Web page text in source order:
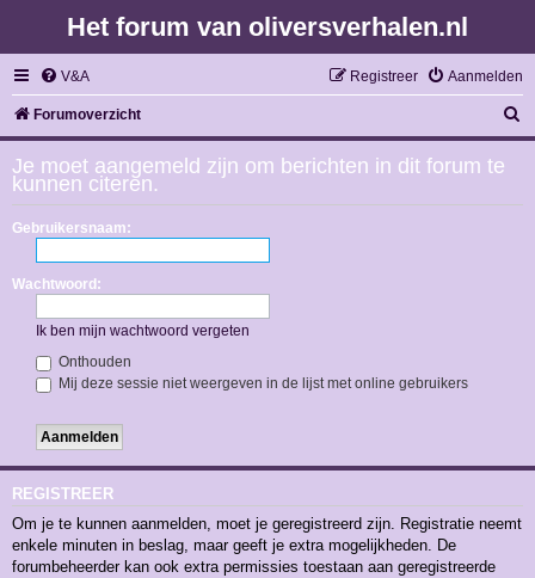
Het forum van oliversverhalen.nl
V&A Aanmelden
Registreer
Forumoverzicht
o
k
Je moet aangemeld zijn om berichten in dit forum te
kunnen citeren.
Gebruikersnaam:
Wachtwoord:
Ik ben mijn wachtwoord vergeten
Onthouden
Mij deze sessie niet weergeven in de lijst met online gebruikers
REGISTREER
Om je te kunnen aanmelden, moet je geregistreerd zijn. Registratie neemt
enkele minuten in beslag, maar geeft je extra mogelijkheden. De
forumbeheerder kan ook extra permissies toestaan aan geregistreerde